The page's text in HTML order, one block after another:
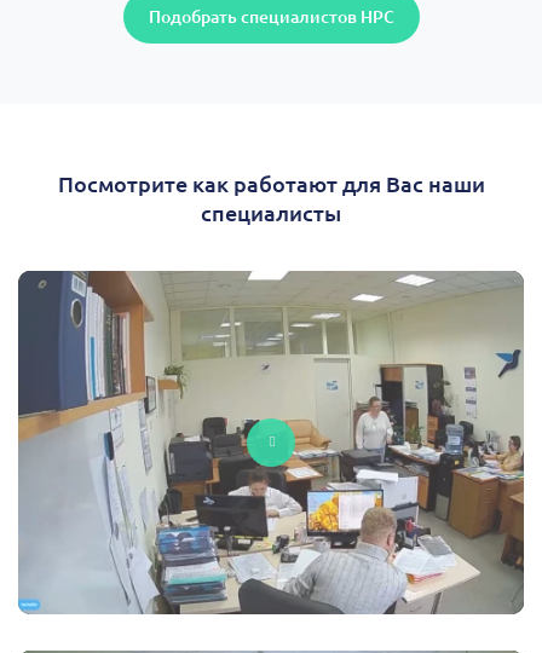
Подобрать специалистов НРС
Посмотрите как работают для Вас наши
специалисты